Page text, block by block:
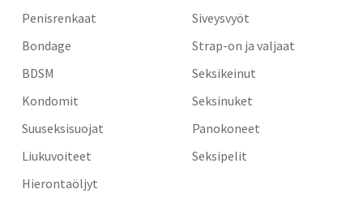
Penisrenkaat
Bondage
BDSM
Kondomit
Suuseksisuojat
Liukuvoiteet
Hierontaöljyt
Siveysvyöt
Strap-on ja valjaat
Seksikeinut
Seksinuket
Panokoneet
Seksipelit